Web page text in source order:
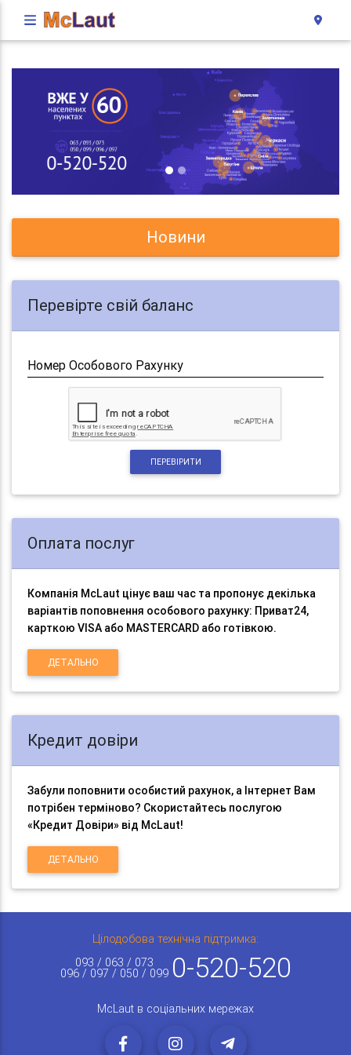
Новини
Перевірте свій баланс
Номер Особового Рахунку
ПЕРЕВІРИТИ
Оплата послуг
Компанія McLaut цінує ваш час та пропонує декілька
варіантів поповнення особового рахунку: Приват24,
карткою VISA або MASTERCARD або готівкою.
ДЕТАЛЬНО
Кредит довіри
Забули поповнити особистий рахунок, а Інтернет Вам
потрібен терміново? Скористайтесь послугою
«Кредит Довіри» від McLaut!
ДЕТАЛЬНО
Цілодобова технічна підтримка:
093 / 063 / 073
096 / 097 / 050 / 099 0-520-520
McLaut в соціальних мережах